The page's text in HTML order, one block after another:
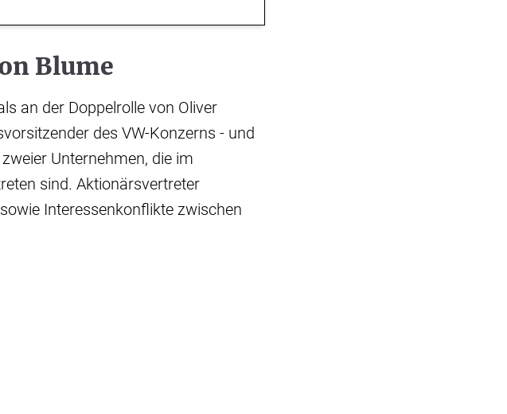
Blume
an der Doppelrolle von Oliver
des VW-Konzerns - und
Unternehmen, die im
sind. Aktionärsvertreter
Interessenkonflikte zwischen